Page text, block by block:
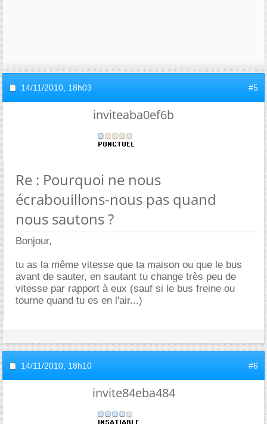
14/11/2010, 18h03 #5
inviteaba0ef6b
Re : Pourquoi ne nous
écrabouillons-nous pas quand
nous sautons ?
Bonjour,
tu as la même vitesse que ta maison ou que le bus
avant de sauter, en sautant tu change très peu de
vitesse par rapport à eux (sauf si le bus freine ou
tourne quand tu es en l'air...)
14/11/2010, 18h10 #6
invite84eba484